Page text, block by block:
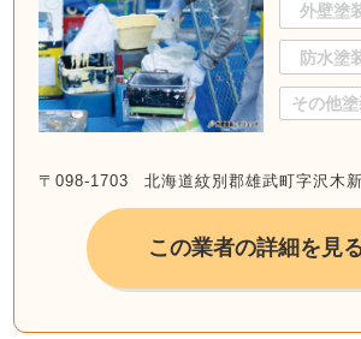
外壁塗
防水塗
その他
〒098-1703 北海道紋別郡雄武町字沢木
この業者の詳細を見